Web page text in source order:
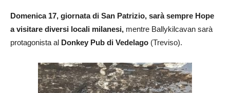
Domenica 17, giornata di San Patrizio, sarà sempre Hope
a visitare diversi locali milanesi, mentre Ballykilcavan sarà
protagonista al Donkey Pub di Vedelago (Treviso).